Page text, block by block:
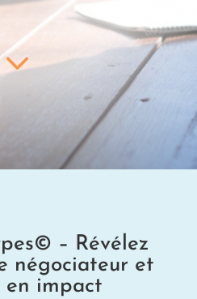
– Révélez
négociateur et
en impact